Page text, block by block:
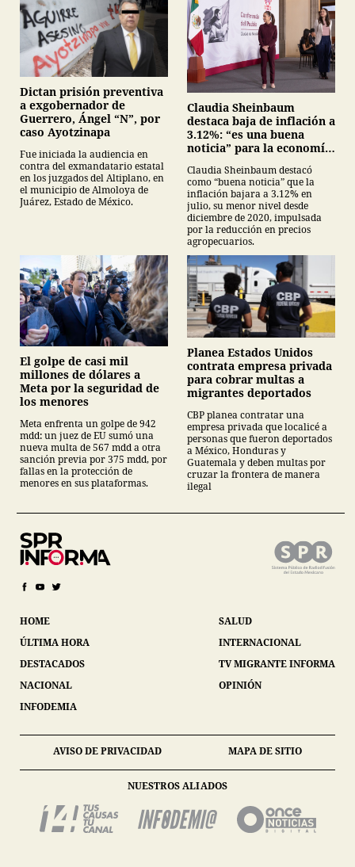
Dictan prisión preventiva
a exgobernador de
Guerrero, Ángel “N”, por
caso Ayotzinapa
Fue iniciada la audiencia en
contra del exmandatario estatal
en los juzgados del Altiplano, en
el municipio de Almoloya de
Juárez, Estado de México.
Claudia Sheinbaum
destaca baja de inflación a
3.12%: “es una buena
noticia” para la economía
Claudia Sheinbaum destacó
como “buena noticia” que la
inflación bajara a 3.12% en
julio, su menor nivel desde
diciembre de 2020, impulsada
por la reducción en precios
agropecuarios.
El golpe de casi mil
millones de dólares a
Meta por la seguridad de
los menores
Meta enfrenta un golpe de 942
mdd: un juez de EU sumó una
nueva multa de 567 mdd a otra
sanción previa por 375 mdd, por
fallas en la protección de
menores en sus plataformas.
Planea Estados Unidos
contrata empresa privada
para cobrar multas a
migrantes deportados
CBP planea contratar una
empresa privada que localicé a
personas que fueron deportados
a México, Honduras y
Guatemala y deben multas por
cruzar la frontera de manera
ilegal
HOME
ÚLTIMA HORA
DESTACADOS
NACIONAL
INFODEMIA
SALUD
INTERNACIONAL
TV MIGRANTE INFORMA
OPINIÓN
AVISO DE PRIVACIDAD MAPA DE SITIO
NUESTROS ALIADOS